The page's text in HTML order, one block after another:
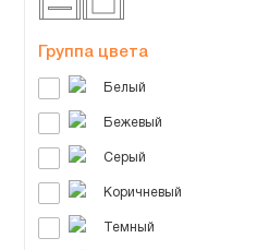
Группа цвета